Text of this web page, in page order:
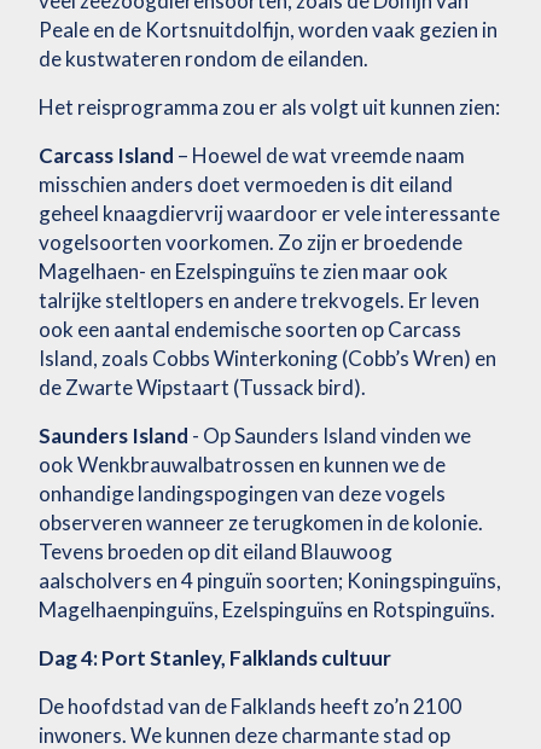
Peale en de Kortsnuitdolfijn, worden vaak gezien in
de kustwateren rondom de eilanden.
Het reisprogramma zou er als volgt uit kunnen zien:
Carcass Island – Hoewel de wat vreemde naam
misschien anders doet vermoeden is dit eiland
geheel knaagdiervrij waardoor er vele interessante
vogelsoorten voorkomen. Zo zijn er broedende
Magelhaen- en Ezelspinguïns te zien maar ook
talrijke steltlopers en andere trekvogels. Er leven
ook een aantal endemische soorten op Carcass
Island, zoals Cobbs Winterkoning (Cobb’s Wren) en
de Zwarte Wipstaart (Tussack bird).
Saunders Island - Op Saunders Island vinden we
ook Wenkbrauwalbatrossen en kunnen we de
onhandige landingspogingen van deze vogels
observeren wanneer ze terugkomen in de kolonie.
Tevens broeden op dit eiland Blauwoog
aalscholvers en 4 pinguïn soorten; Koningspinguïns,
Magelhaenpinguïns, Ezelspinguïns en Rotspinguïns.
Dag 4: Port Stanley, Falklands cultuur
De hoofdstad van de Falklands heeft zo’n 2100
inwoners. We kunnen deze charmante stad op